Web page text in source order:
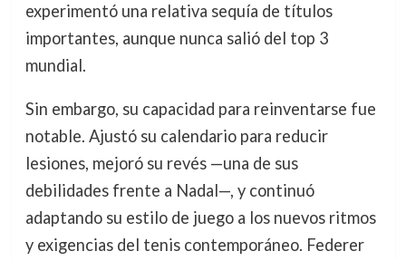
experimentó una relativa sequía de títulos
importantes, aunque nunca salió del top 3
mundial.
Sin embargo, su capacidad para reinventarse fue
notable. Ajustó su calendario para reducir
lesiones, mejoró su revés —una de sus
debilidades frente a Nadal—, y continuó
adaptando su estilo de juego a los nuevos ritmos
y exigencias del tenis contemporáneo. Federer